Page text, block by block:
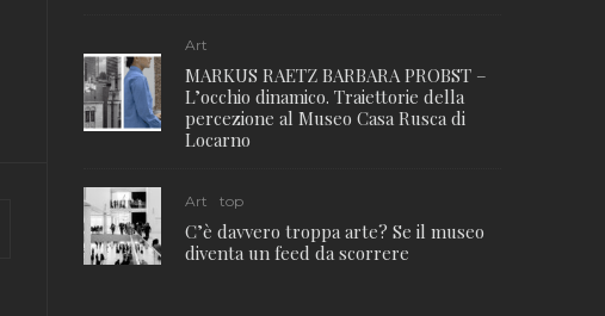
Art
MARKUS RAETZ BARBARA PROBST –
L’occhio dinamico. Traiettorie della
percezione al Museo Casa Rusca di
Locarno
Art top
C’è davvero troppa arte? Se il museo
diventa un feed da scorrere